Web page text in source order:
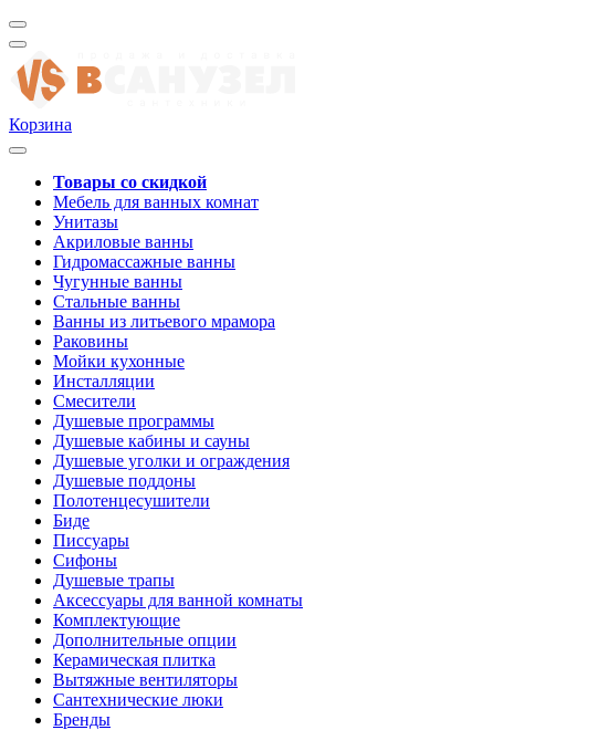
Корзина
Товары со скидкой
Мебель для ванных комнат
Унитазы
Акриловые ванны
Гидромассажные ванны
Чугунные ванны
Стальные ванны
Ванны из литьевого мрамора
Раковины
Мойки кухонные
Инсталляции
Смесители
Душевые программы
Душевые кабины и сауны
Душевые уголки и ограждения
Душевые поддоны
Полотенцесушители
Биде
Писсуары
Сифоны
Душевые трапы
Аксессуары для ванной комнаты
Комплектующие
Дополнительные опции
Керамическая плитка
Вытяжные вентиляторы
Сантехнические люки
Бренды